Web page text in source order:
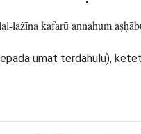
lażīna kafarū annahum
umat terdahulu),